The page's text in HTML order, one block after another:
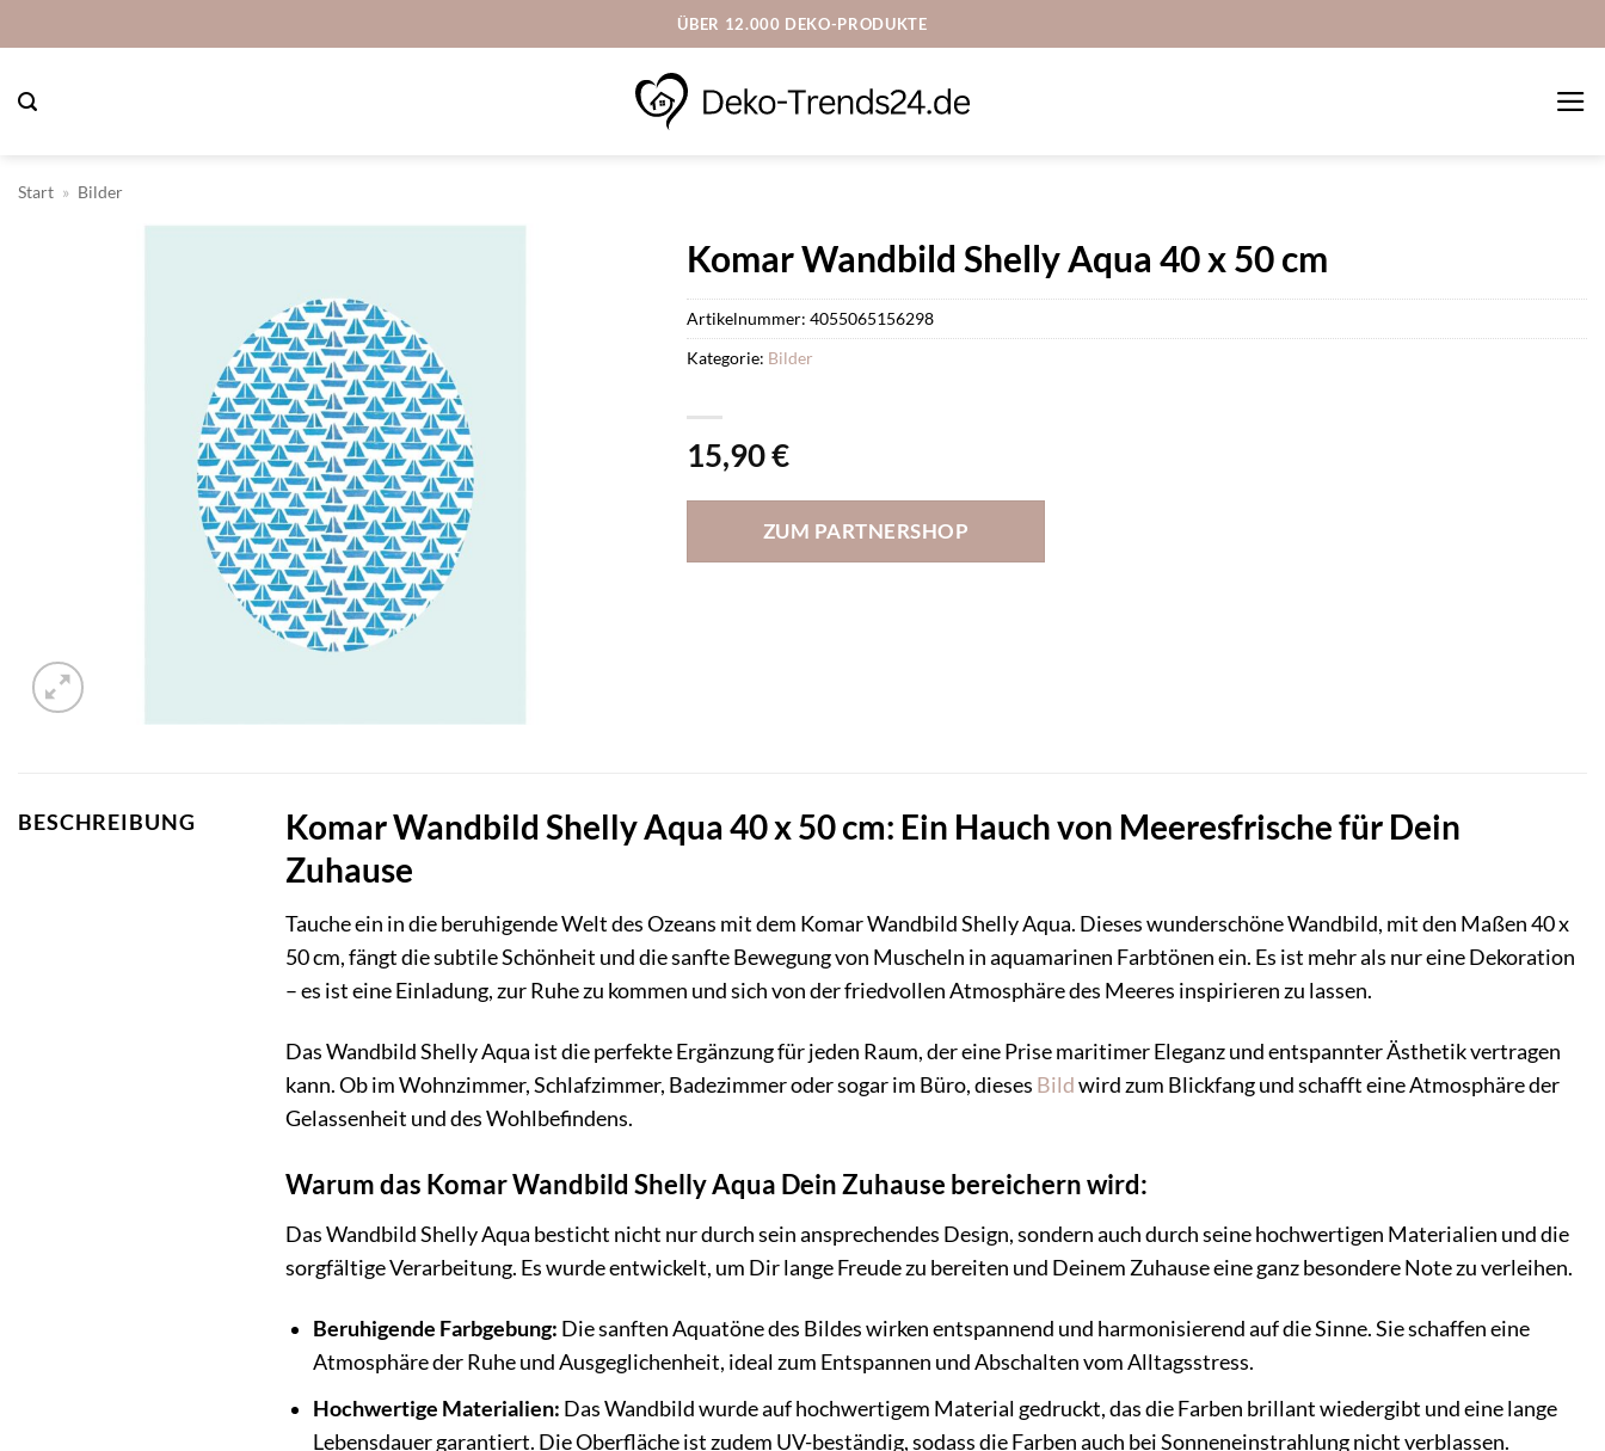
Inhalt
ÜBER 12.000 DEKO-PRODUKTE
Start » Bilder
Komar Wandbild Shelly Aqua 40 x 50 cm
15,90€
ZUM PARTNERSHOP
Artikelnummer: 4055065156298
Kategorie: Bilder
BESCHREIBUNG
Komar Wandbild Shelly Aqua 40 x 50 cm: Ein Hauch von Meeresfrische für Dein
Zuhause
Tauche ein in die beruhigende Welt des Ozeans mit dem Komar Wandbild Shelly Aqua. Dieses wunderschöne Wandbild, mit den Maßen 40 x
50 cm, fängt die subtile Schönheit und die sanfte Bewegung von Muscheln in aquamarinen Farbtönen ein. Es ist mehr als nur eine Dekoration
– es ist eine Einladung, zur Ruhe zu kommen und sich von der friedvollen Atmosphäre des Meeres inspirieren zu lassen.
Das Wandbild Shelly Aqua ist die perfekte Ergänzung für jeden Raum, der eine Prise maritimer Eleganz und entspannter Ästhetik vertragen
kann. Ob im Wohnzimmer, Schlafzimmer, Badezimmer oder sogar im Büro, dieses Bildwird zum Blickfang und schafft eine Atmosphäre der
Gelassenheit und des Wohlbefindens.
Warum das Komar Wandbild Shelly Aqua Dein Zuhause bereichern wird:
Das Wandbild Shelly Aqua besticht nicht nur durch sein ansprechendes Design, sondern auch durch seine hochwertigen Materialien und die
sorgfältige Verarbeitung. Es wurde entwickelt, um Dir lange Freude zu bereiten und Deinem Zuhause eine ganz besondere Note zu verleihen.
Beruhigende Farbgebung: Die sanften Aquatöne des Bildes wirken entspannend und harmonisierend auf die Sinne. Sie schaffen eine
Atmosphäre der Ruhe und Ausgeglichenheit, ideal zum Entspannen und Abschalten vom Alltagsstress.
Hochwertige Materialien: Das Wandbild wurde auf hochwertigem Material gedruckt, das die Farben brillant wiedergibt und eine lange
Lebensdauer garantiert. Die Oberfläche ist zudem UV-beständig, sodass die Farben auch bei Sonneneinstrahlung nicht verblassen.